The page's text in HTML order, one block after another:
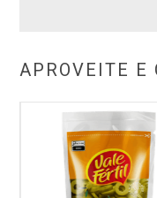
APROVEITE E